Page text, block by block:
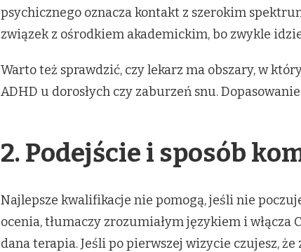
psychicznego oznacza kontakt z szerokim
związek z ośrodkiem akademickim, bo zwykle
Warto też sprawdzić, czy lekarz ma obszary, w
ADHD u dorosłych czy zaburzeń snu.
2. Podejście i sposób
Najlepsze kwalifikacje nie pomogą, jeśli nie
ocenia, tłumaczy zrozumiałym językiem i
dana terapia. Jeśli po pierwszej wizycie czujesz,